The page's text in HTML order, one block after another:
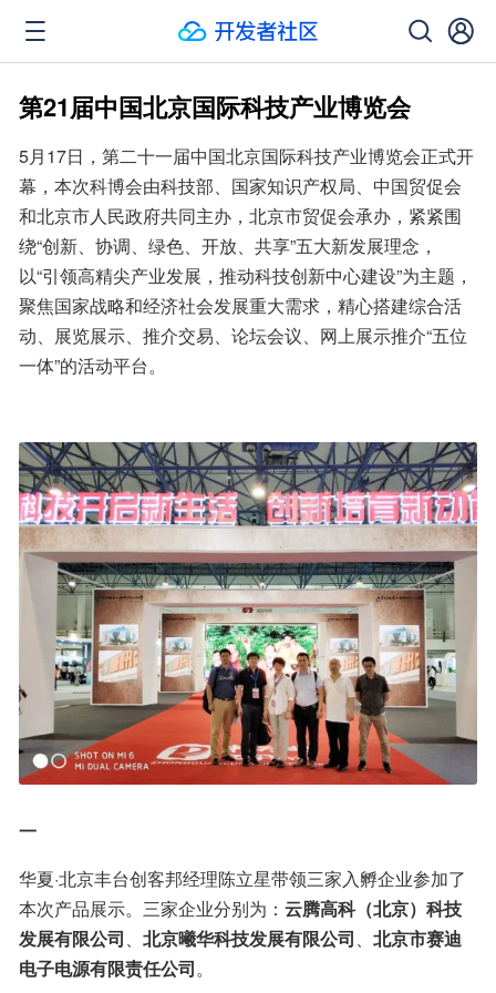
第21届中国北京国际科技产业博览会
5月17日，第二十一届中国北京国际科技产业博览会正式开
幕，本次科博会由科技部、国家知识产权局、中国贸促会
和北京市人民政府共同主办，北京市贸促会承办，紧紧围
绕“创新、协调、绿色、开放、共享”五大新发展理念，
以“引领高精尖产业发展，推动科技创新中心建设”为主题，
聚焦国家战略和经济社会发展重大需求，精心搭建综合活
动、展览展示、推介交易、论坛会议、网上展示推介“五位
一体”的活动平台。
一
华夏·北京丰台创客邦经理陈立星带领三家入孵企业参加了
本次产品展示。三家企业分别为： 云腾高科（北京）科技
发展有限公司、 北京曦华科技发展有限公司、 北京市赛迪
电子电源有限责任公司。